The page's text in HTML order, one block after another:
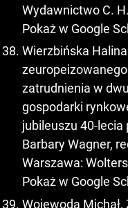
Wydawnictwo C.
Pokaż w Google
Wierzbińska
zatrudnienia w
gospodarki
jubileuszu 40-
Barbary Wagner,
Warszawa:
Pokaż w Google
Wojewoda